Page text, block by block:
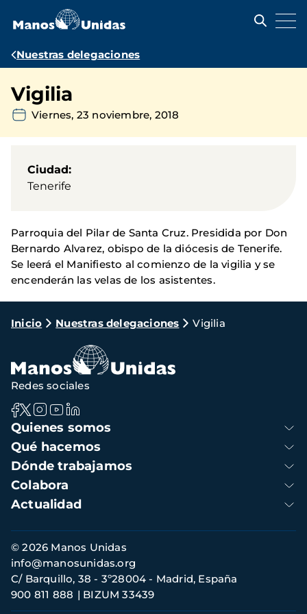
contenido
Ruta
navegación
Nuestras delegaciones
Vigilia
Viernes, 23 noviembre, 2018
Ciudad
Tenerife
Parroquia del Pilar de Santa Cruz. Presidida por Don
Bernardo Alvarez, obispo de la diócesis de Tenerife.
Se leerá el Manifiesto al comienzo de la vigilia y se
encenderán las velas de los asistentes.
Ruta
navegación
Inicio Nuestras delegaciones Vigilia
Navegación
principal
Quienes somos
Qué hacemos
Dónde trabajamos
Colabora
Actualidad
Redes sociales
Información
de
contacto
© 2026 Manos Unidas
C/ Barquillo, 38 - 3º28004 - Madrid, España
900 811 888
BIZUM 33439
info@manosunidas.org